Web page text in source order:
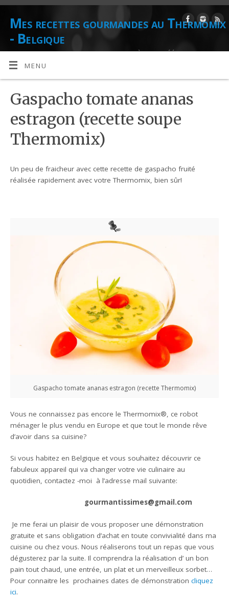
Mes recettes gourmandes au Thermomix
- Belgique
DE L'AUTEUR CULINAIRE ET CONSEILLÈRE AGRÉÉE THERMOMIX
DANIELLE LIONS
MENU
Gaspacho tomate ananas
estragon (recette soupe
Thermomix)
Un peu de fraicheur avec cette recette de gaspacho fruité
réalisée rapidement avec votre Thermomix, bien sûr!
Gaspacho tomate ananas estragon (recette Thermomix)
Vous ne connaissez pas encore le Thermomix®, ce robot
ménager le plus vendu en Europe et que tout le monde rêve
d’avoir dans sa cuisine?
Si vous habitez en Belgique et vous souhaitez découvrir ce
fabuleux appareil qui va changer votre vie culinaire au
quotidien, contactez -moi à l’adresse mail suivante:
gourmantissimes@gmail.com
Je me ferai un plaisir de vous proposer une démonstration
gratuite et sans obligation d’achat en toute convivialité dans ma
cuisine ou chez vous. Nous réaliserons tout un repas que vous
dégusterez par la suite. Il comprendra la réalisation d’ un bon
pain tout chaud, une entrée, un plat et un merveilleux sorbet…
Pour connaitre les prochaines dates de démonstrationcliquez
ici.